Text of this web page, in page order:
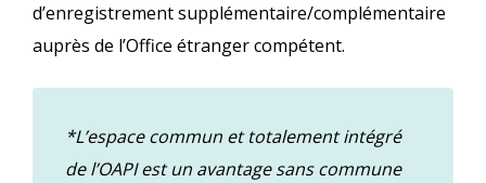
d’enregistrement supplémentaire/complémentaire
auprès de l’Office étranger compétent.
*L’espace commun et totalement intégré
de l’OAPI est un avantage sans commune